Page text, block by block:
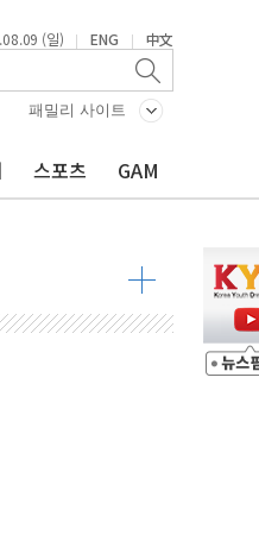
(일) | ENG | 中文
패밀리 사이트
스포츠 GAM
구간 없어
길 11.63%